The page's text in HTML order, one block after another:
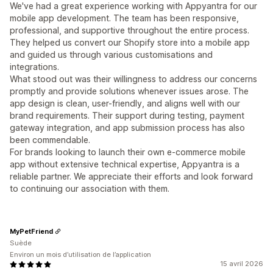
We've had a great experience working with Appyantra for our
mobile app development. The team has been responsive,
professional, and supportive throughout the entire process.
They helped us convert our Shopify store into a mobile app
and guided us through various customisations and
integrations.
What stood out was their willingness to address our concerns
promptly and provide solutions whenever issues arose. The
app design is clean, user-friendly, and aligns well with our
brand requirements. Their support during testing, payment
gateway integration, and app submission process has also
been commendable.
For brands looking to launch their own e-commerce mobile
app without extensive technical expertise, Appyantra is a
reliable partner. We appreciate their efforts and look forward
to continuing our association with them.
15 avril 2026
MyPetFriend
Suède
Environ un mois d’utilisation de l’application